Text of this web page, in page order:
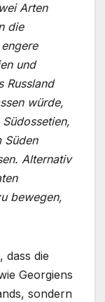
Arten
die
und
Russland
würde,
Süden
Alternativ
bewegen,
dass die
Georgiens
sondern